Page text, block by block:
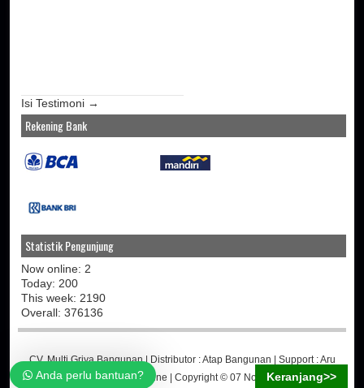
Anda perlu bantuan?
Isi Testimoni →
Rekening Bank
Statistik Pengunjung
Now online: 2
Today: 200
This week: 2190
Overall: 376136
CV. Multi Griya Bangunan| Distributor :Atap Bangunan | Support :Aru
Martino-Jasa Toko Online | Copyright © 07 November 2014
Keranjang>>